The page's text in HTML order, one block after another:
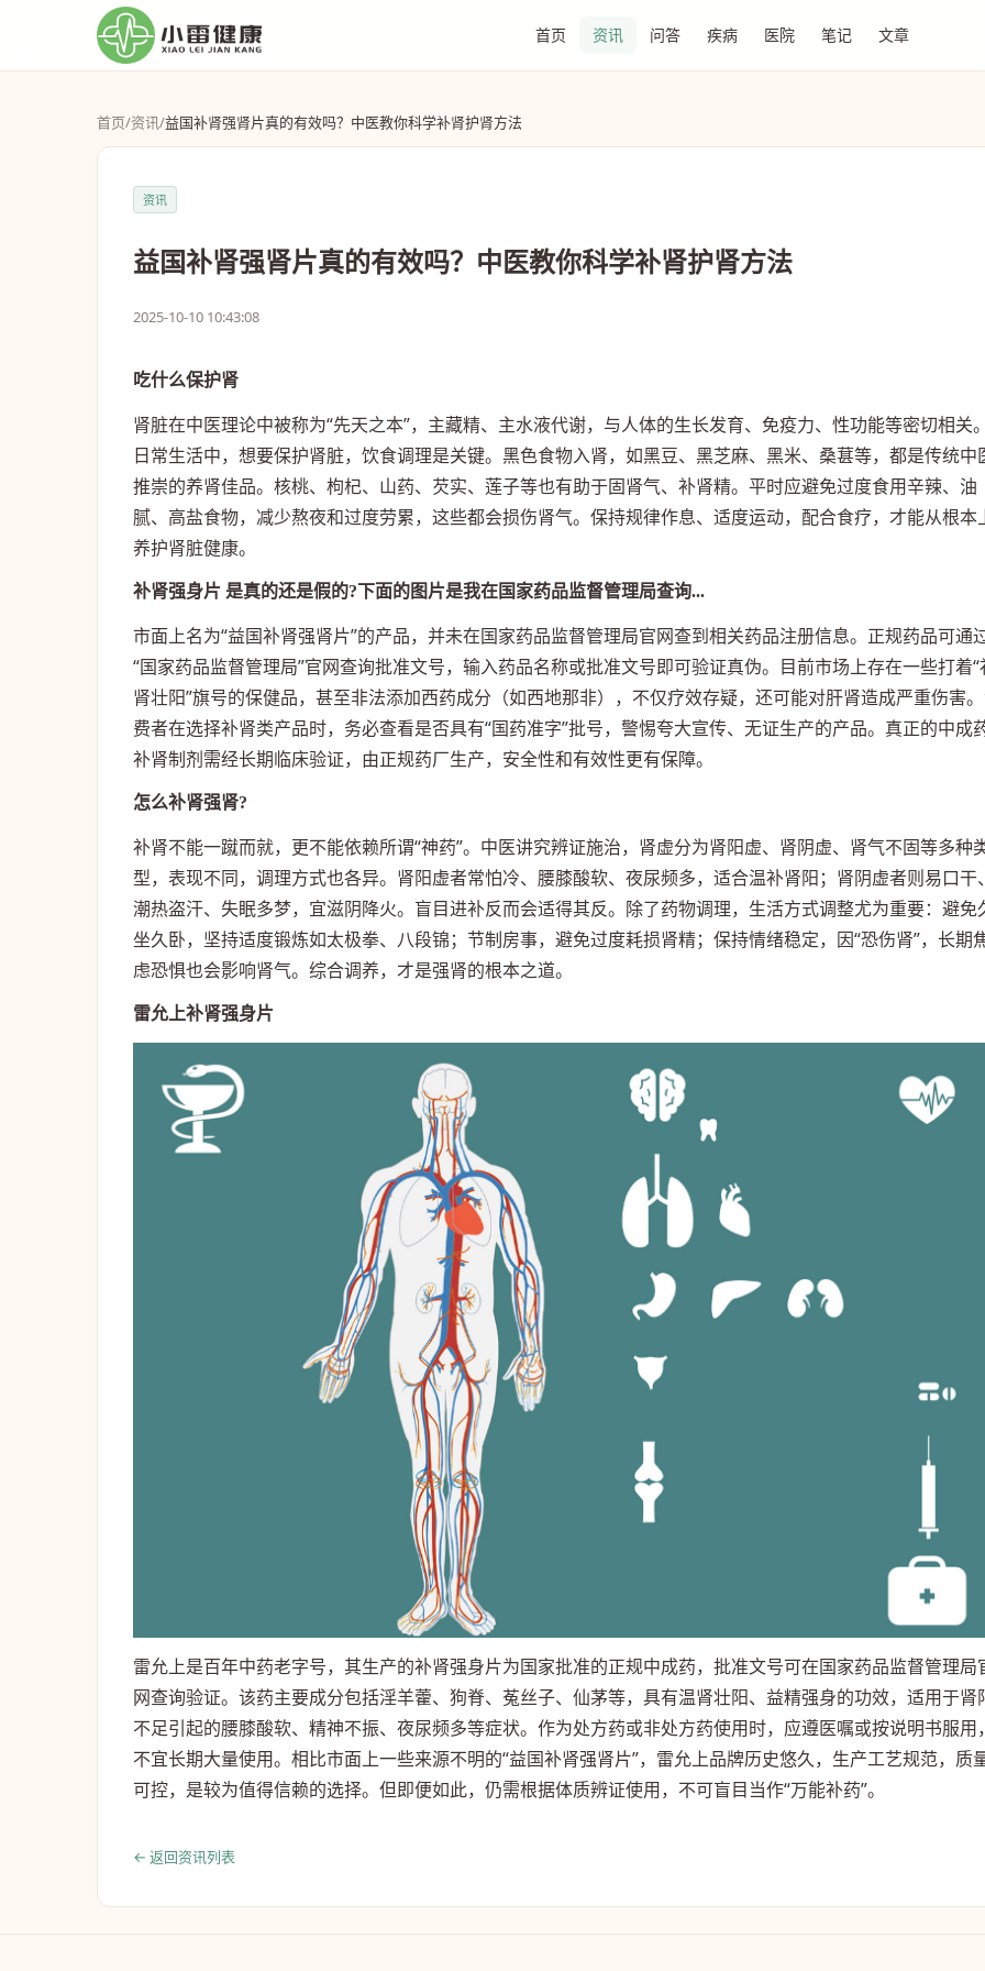
首页 资讯 问答 疾病 医院 笔记 文章
首页/资讯/益国补肾强肾片真的有效吗？中医教你科学补肾护肾方法
资讯
益国补肾强肾片真的有效吗？中医教你科学补肾护肾方法
2025-10-10 10:43:08
吃什么保护肾
肾脏在中医理论中被称为“先天之本”，主藏精、主水液代谢，与人体的生长发育、免疫力、性功能等密切相关。
日常生活中，想要保护肾脏，饮食调理是关键。黑色食物入肾，如黑豆、黑芝麻、黑米、桑葚等，都是传统中
推崇的养肾佳品。核桃、枸杞、山药、芡实、莲子等也有助于固肾气、补肾精。平时应避免过度食用辛辣、油
腻、高盐食物，减少熬夜和过度劳累，这些都会损伤肾气。保持规律作息、适度运动，配合食疗，才能从根本
养护肾脏健康。
补肾强身片 是真的还是假的?下面的图片是我在国家药品监督管理局查询...
市面上名为“益国补肾强肾片”的产品，并未在国家药品监督管理局官网查到相关药品注册信息。正规药品可通
“国家药品监督管理局”官网查询批准文号，输入药品名称或批准文号即可验证真伪。目前市场上存在一些打着“
肾壮阳”旗号的保健品，甚至非法添加西药成分（如西地那非），不仅疗效存疑，还可能对肝肾造成严重伤害
费者在选择补肾类产品时，务必查看是否具有“国药准字”批号，警惕夸大宣传、无证生产的产品。真正的中成
补肾制剂需经长期临床验证，由正规药厂生产，安全性和有效性更有保障。
怎么补肾强肾?
补肾不能一蹴而就，更不能依赖所谓“神药”。中医讲究辨证施治，肾虚分为肾阳虚、肾阴虚、肾气不固等多种
型，表现不同，调理方式也各异。肾阳虚者常怕冷、腰膝酸软、夜尿频多，适合温补肾阳；肾阴虚者则易口干、
潮热盗汗、失眠多梦，宜滋阴降火。盲目进补反而会适得其反。除了药物调理，生活方式调整尤为重要：避免
坐久卧，坚持适度锻炼如太极拳、八段锦；节制房事，避免过度耗损肾精；保持情绪稳定，因“恐伤肾”，长期
虑恐惧也会影响肾气。综合调养，才是强肾的根本之道。
雷允上补肾强身片
雷允上是百年中药老字号，其生产的补肾强身片为国家批准的正规中成药，批准文号可在国家药品监督管理局
网查询验证。该药主要成分包括淫羊藿、狗脊、菟丝子、仙茅等，具有温肾壮阳、益精强身的功效，适用于肾
不足引起的腰膝酸软、精神不振、夜尿频多等症状。作为处方药或非处方药使用时，应遵医嘱或按说明书服用，
不宜长期大量使用。相比市面上一些来源不明的“益国补肾强肾片”，雷允上品牌历史悠久，生产工艺规范，质
可控，是较为值得信赖的选择。但即便如此，仍需根据体质辨证使用，不可盲目当作“万能补药”。
← 返回资讯列表